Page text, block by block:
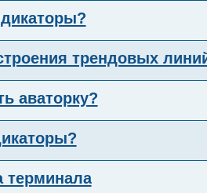
трендовых
аваторку?
терминала